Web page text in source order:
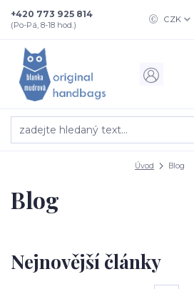
CZK
+420 773 925 814
(Po-Pá, 8-18 hod.)
Úvod Blog
Blog
Nejnovější články